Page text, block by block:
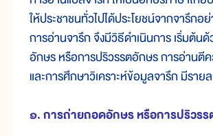
ให้ประชาชนทั่วไปได้ประโยชน์จากจารึกอ
การอ่านจารึก จึงมีวิธีดำเนินการ เริ่มต้น
อักษร หรือการปริวรรตอักษร การอ่านตี
และการศึกษาวิเคราะห์ข้อมูลจารึก มีราย
๑. การถ่ายถอดอักษร หรือการปริวร